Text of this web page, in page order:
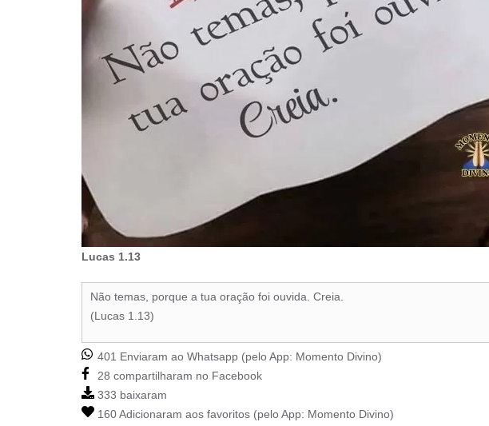
Lucas 1.13
Não temas, porque a tua oração foi ouvida. Creia.
(Lucas 1.13)
401 Enviaram ao Whatsapp (pelo App: Momento Divino)
28 compartilharam no Facebook
333 baixaram
160 Adicionaram aos favoritos (pelo App: Momento Divino)